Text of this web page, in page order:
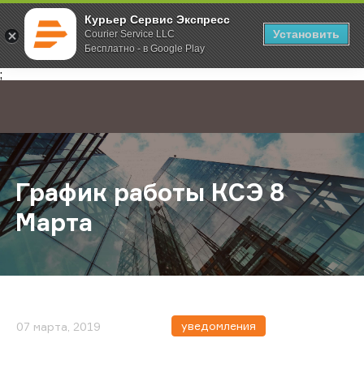
Курьер Сервис Экспресс
Courier Service LLC
Бесплатно - в Google Play
Установить
;
Главная О компании Новости График работы КСЭ 8 Марта
График работы КСЭ 8
Марта
07 марта, 2019 уведомления